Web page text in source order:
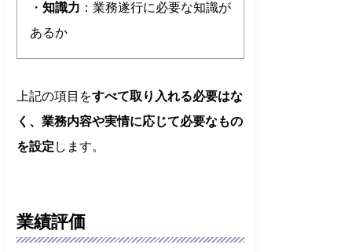
・ 知識力 ：業務遂行に必要な知識が
あるか
上記の項目をすべて取り入れる必要はな
く、業務内容や実情に応じて必要なもの
を設定 します。
業績評価